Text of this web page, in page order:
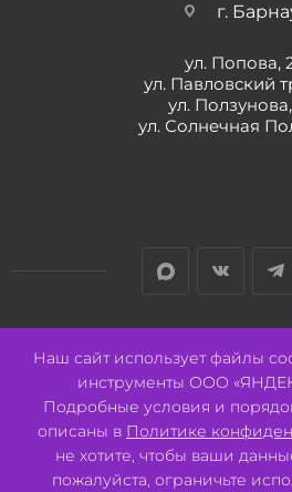
г.
ул. Попова,
ул. Павловский
ул.
ул. Солнечная
2026 © ООО "СВК"/ 656064 г. Барнаул,
ИНН 2221130516 ОГРН
Разработано:
Наш сайт использует файлы
инструменты ООО
Подробные условия и
описаны в Политике
не хотите, чтобы ваши
пожалуйста, ограничьте